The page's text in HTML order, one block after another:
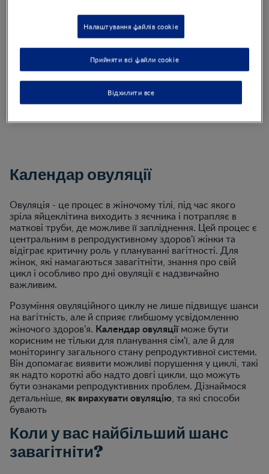
Календар овуляції
Овуляція - це процес в жіночому тілі, під час якого
зріла яйцеклітина виходить з яєчника і потрапляє в
маткові труби, де можливе її запліднення. Цей процес є
центральним в репродуктивному здоров'ї жінки та
відіграє критичну роль у плануванні вагітності. Для
жінок, які намагаються завагітніти, знання про свій
цикл і особливо про дні овуляції є надзвичайно
важливим.
Розуміння овуляційного циклу не лише підвищує шанси
на вагітність, але й сприяє глибшому усвідомленню
жіночого здоров'я. Календар овуляціїможе бути
корисним не тільки для планування сім'ї, але й для
моніторингу загального стану репродуктивної системи.
Він допомагає виявити можливі порушення у циклі, такі
як надто короткі або надто довгі цикли, що можуть
бути ознаками репродуктивних проблем. Дізнаймося
детальніше, як вирахувати овуляцію, та які способи
бувають
Коли у вас найбільший шанс
завагітніти?
Налаштування файлів cookie
Відхилити все
Прийняти всі файли cookie